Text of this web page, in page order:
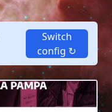
Switch
config ↻